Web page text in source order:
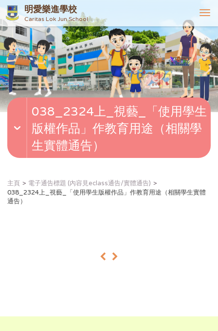
明愛樂進學校
Caritas Lok Jun School
T
o
g
g
l
e
n
v
i
i
038_2324上_視藝_「使用學生
版權作品」作教育用途（相關學
生實體通告）
主頁
電子通告標題 (內容見eclass通告/實體通告)
038_2324上_視藝_「使用學生版權作品」作教育用途（相關學生實體
通告）
« »